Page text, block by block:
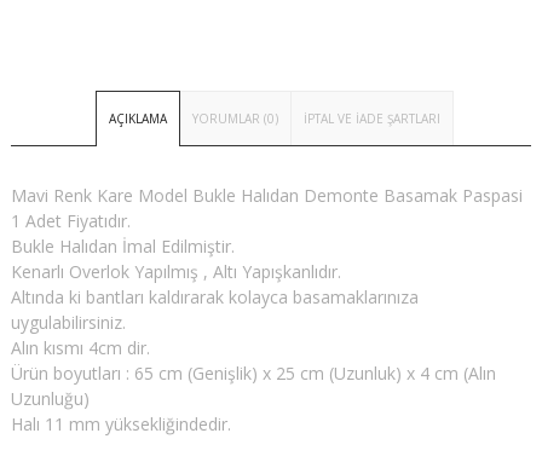
AÇIKLAMA YORUMLAR (0) İPTAL VE İADE ŞARTLARI
Mavi Renk Kare Model Bukle Halıdan Demonte Basamak Paspasi
1 Adet Fiyatıdır.
Bukle Halıdan İmal Edilmiştir.
Kenarlı Overlok Yapılmış , Altı Yapışkanlıdır.
Altında ki bantları kaldırarak kolayca basamaklarınıza
uygulabilirsiniz.
Alın kısmı 4cm dir.
Ürün boyutları : 65 cm (Genişlik) x 25 cm (Uzunluk) x 4 cm (Alın
Uzunluğu)
Halı 11 mm yüksekliğindedir.